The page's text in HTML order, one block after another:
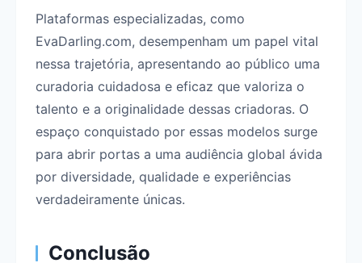
Plataformas especializadas, como
EvaDarling.com, desempenham um papel vital
nessa trajetória, apresentando ao público uma
curadoria cuidadosa e eficaz que valoriza o
talento e a originalidade dessas criadoras. O
espaço conquistado por essas modelos surge
para abrir portas a uma audiência global ávida
por diversidade, qualidade e experiências
verdadeiramente únicas.
Conclusão